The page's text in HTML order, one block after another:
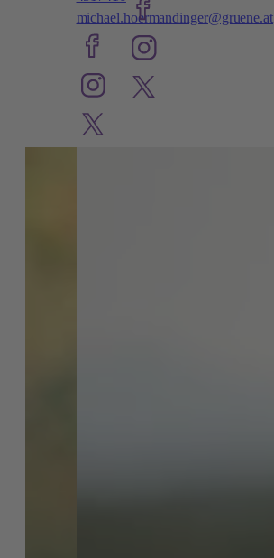
michael.hoermandinger@gruene.at